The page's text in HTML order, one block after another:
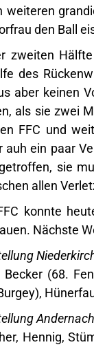
weiteren
den Ball
zweiten
des
aber keinen
als sie zwei
FFC und
auh ein paar
sie
allen
konnte
Nächste
Becker (68.
Hennig,